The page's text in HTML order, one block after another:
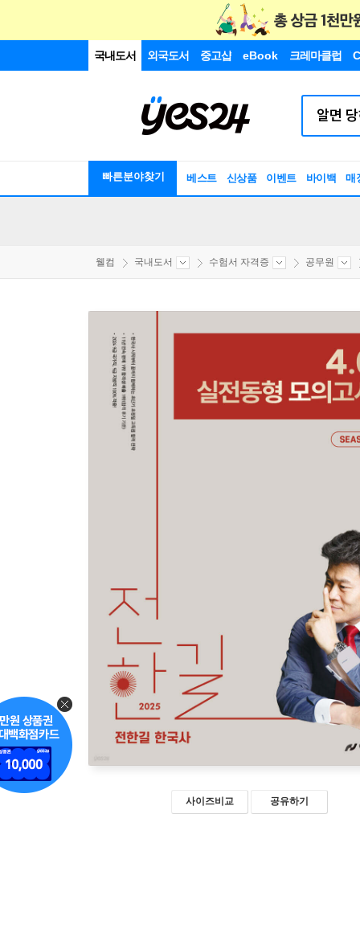
국내도서 외국도서 중고샵 eBook 크레마클럽
빠른분야찾기 베스트 신상품 이벤트 바이백 매
웰컴 국내도서 수험서 자격증 공무원
사이즈비교 공유하기